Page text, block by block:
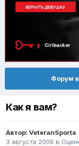
Форум
Как я вам?
Автор: VeteranSporta
3 августа 2006 в